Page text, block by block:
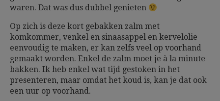
waren. Dat was dus dubbel genieten
Op zich is deze kort gebakken zalm met
komkommer, venkel en sinaasappel en kervelolie
eenvoudig te maken, er kan zelfs veel op voorhand
gemaakt worden. Enkel de zalm moet je à la minute
bakken. Ik heb enkel wat tijd gestoken in het
presenteren, maar omdat het koud is, kan je dat ook
een uur op voorhand.